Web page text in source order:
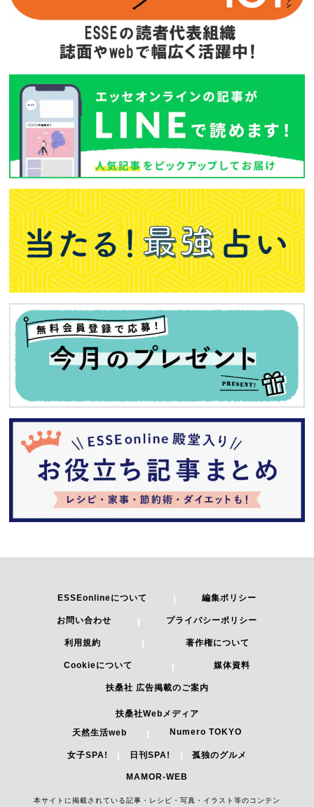
ESSEonlineについて 編集ポリシー
お問い合わせ プライバシーポリシー
利用規約 著作権について
Cookieについて 媒体資料
扶桑社 広告掲載のご案内
扶桑社Webメディア
天然生活web
Numero TOKYO
女子SPA! 日刊SPA! 孤独のグルメ
MAMOR-WEB
本サイトに掲載されている記事・レシピ・写真・イラスト等のコンテン